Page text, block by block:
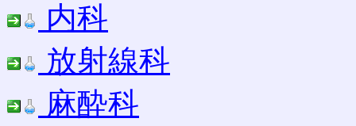
内科
放射線科
麻酔科